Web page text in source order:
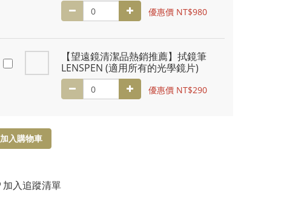
優惠價 NT$980
【望遠鏡清潔品熱銷推薦】拭鏡筆
LENSPEN (適用所有的光學鏡片)
優惠價 NT$290
加入購物車
加入追蹤清單